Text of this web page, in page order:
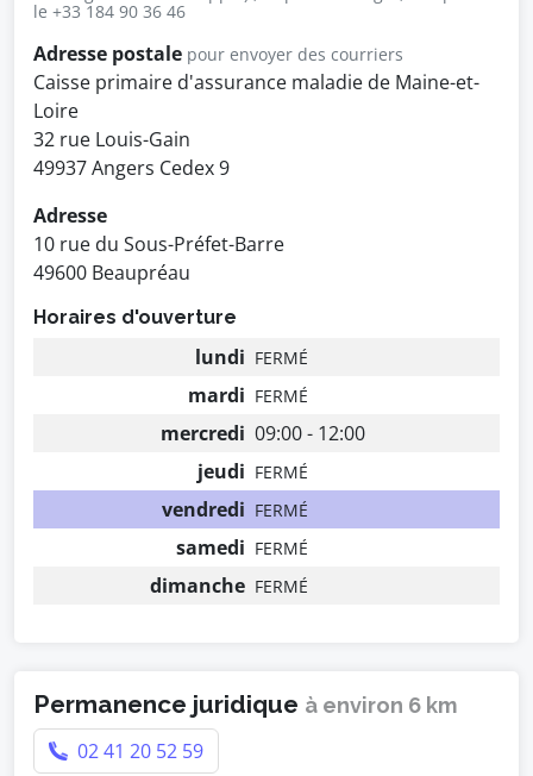
le +33 184 90 36 46
Adresse postale pour envoyer des courriers
Caisse primaire d'assurance maladie de Maine-et-
Loire
32 rue Louis-Gain
49937 Angers Cedex 9
Adresse
10 rue du Sous-Préfet-Barre
49600 Beaupréau
Horaires d'ouverture
lundi FERMÉ
mardi FERMÉ
mercredi 09:00 - 12:00
jeudi FERMÉ
vendredi FERMÉ
samedi FERMÉ
dimanche FERMÉ
Permanence juridique à environ 6 km
02 41 20 52 59